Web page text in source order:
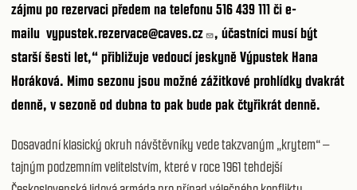
zájmu po rezervaci předem na telefonu 516 439 111či e-
mailu vypustek.rezervace@caves.cz
, účastníci musí být
starší šesti let,“ přibližuje vedoucí jeskyně Výpustek Hana
Horáková. Mimo sezonu jsou možné zážitkové prohlídky dvakrát
denně, v sezoně od dubna to pak bude pak čtyřikrát denně.
Dosavadní klasický okruh návštěvníky vede takzvaným „krytem“ –
tajným podzemním velitelstvím, které v roce 1961 tehdejší